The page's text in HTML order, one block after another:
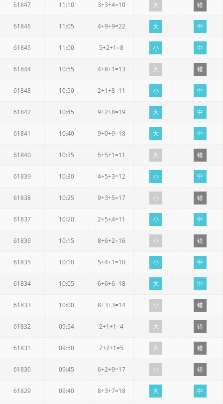
61847 11:10 3+3+4=10 大 错
61846 11:05 4+9+9=22 大 中
61845 11:00 5+2+1=8 小 中
61844 10:55 4+8+1=13 大 错
61843 10:50 2+1+8=11 小 中
61842 10:45 9+2+8=19 大 中
61841 10:40 9+0+9=18 大 中
61840 10:35 5+5+1=11 大 错
61839 10:30 4+5+3=12 小 中
61838 10:25 9+3+5=17 小 错
61837 10:20 2+5+4=11 小 中
61836 10:15 8+6+2=16 小 错
61835 10:10 5+4+1=10 小 中
61834 10:05 6+6+6=18 大 中
61833 10:00 8+3+3=14 小 错
61832 09:54 2+1+1=4 大 错
61831 09:50 2+2+1=5 大 错
61830 09:45 6+2+9=17 小 错
61829 09:40 8+3+7=18 大 中